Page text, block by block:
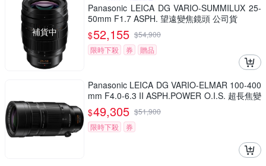
補貨中
Panasonic LEICA DG VARIO-SUMMILUX 25-
50mm F1.7 ASPH. 望遠變焦鏡頭 公司貨
$52,155 $54,900
限時下殺
券 贈品
Panasonic LEICA DG VARIO-ELMAR 100-400
mm F4.0-6.3 II ASPH.POWER O.I.S. 超長焦變
焦鏡頭 公司貨 H-RSA100400G
$49,305 $51,900
限時下殺
券